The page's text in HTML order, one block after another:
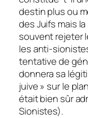
destin plus ou
des Juifs mais
souvent rejeter
les anti-
tentative de
donnera sa
juive » sur le
était bien sûr
Sionistes).